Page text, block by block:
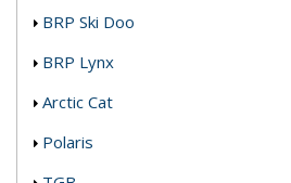
BRP Ski Doo
BRP Lynx
Arctic Cat
Polaris